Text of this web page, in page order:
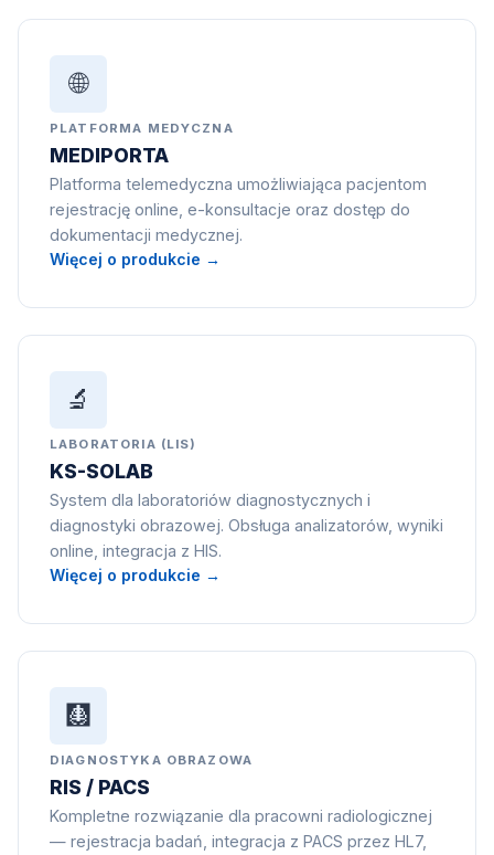
🌐
PLATFORMA MEDYCZNA
MEDIPORTA
Platforma telemedyczna umożliwiająca pacjentom
rejestrację online, e-konsultacje oraz dostęp do
dokumentacji medycznej.
Więcej o produkcie →
🔬
LABORATORIA (LIS)
KS-SOLAB
System dla laboratoriów diagnostycznych i
diagnostyki obrazowej. Obsługa analizatorów, wyniki
online, integracja z HIS.
Więcej o produkcie →
🩻
DIAGNOSTYKA OBRAZOWA
RIS / PACS
Kompletne rozwiązanie dla pracowni radiologicznej
— rejestracja badań, integracja z PACS przez HL7,